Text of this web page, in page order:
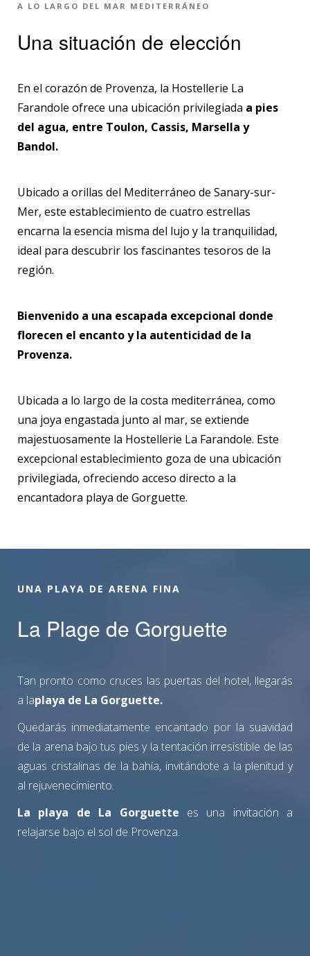
A LO LARGO DEL MAR MEDITERRÁNEO
Una situación de elección
En el corazón de Provenza, la Hostellerie La
Farandole ofrece una ubicación privilegiada a pies
del agua, entre Toulon, Cassis, Marsella y
Bandol.
Ubicado a orillas del Mediterráneo de Sanary-sur-
Mer, este establecimiento de cuatro estrellas
encarna la esencia misma del lujo y la tranquilidad,
ideal para descubrir los fascinantes tesoros de la
región.
Bienvenido a una escapada excepcional donde
florecen el encanto y la autenticidad de la
Provenza.
Ubicada a lo largo de la costa mediterránea, como
una joya engastada junto al mar, se extiende
majestuosamente la Hostellerie La Farandole. Este
excepcional establecimiento goza de una ubicación
privilegiada, ofreciendo acceso directo a la
encantadora playa de Gorguette.
UNA PLAYA DE ARENA FINA
La Plage de Gorguette
Tan pronto como cruces las puertas del hotel, llegarás
a laplaya de La Gorguette.
Quedarás inmediatamente encantado por la suavidad
de la arena bajo tus pies y la tentación irresistible de las
aguas cristalinas de la bahía, invitándote a la plenitud y
al rejuvenecimiento.
La playa de La Gorguette es una invitación a
relajarse bajo el sol de Provenza.